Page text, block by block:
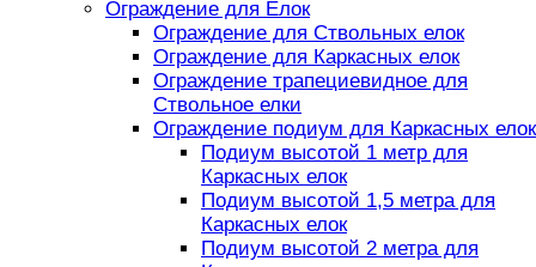
Ограждение для Елок
Ограждение для Ствольных елок
Ограждение для Каркасных елок
Ограждение трапециевидное для
Ствольное елки
Ограждение подиум для Каркасных елок
Подиум высотой 1 метр для
Каркасных елок
Подиум высотой 1,5 метра для
Каркасных елок
Подиум высотой 2 метра для